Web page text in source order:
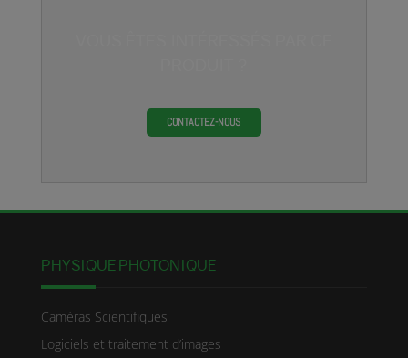
CONTACTEZ-NOUS
PHYSIQUE PHOTONIQUE
Caméras Scientifiques
Logiciels et traitement d’images